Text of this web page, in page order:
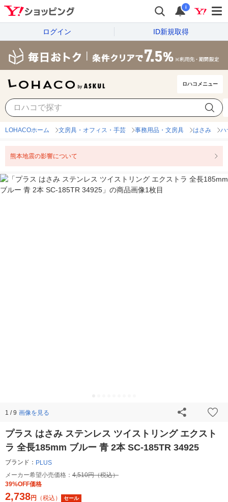
i
ログイン ID新規取得
ロハコメニュー
LOHACOホーム 文房具・オフィス・手芸 事務用品・文房具 はさみ ハ
熊本地震の影響について
1 / 9 画像を見る
プラス はさみ ステンレス ツイストリング エクスト
ラ 全長185mm ブルー 青 2本 SC-185TR 34925
ブランド： PLUS
メーカー希望小売価格： 4,510円（税込）
39%OFF価格
2,738円 （税込） セール